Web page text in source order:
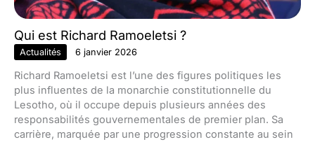
Qui est Richard Ramoeletsi ?
Actualités 6 janvier 2026
Richard Ramoeletsi est l’une des figures politiques les
plus influentes de la monarchie constitutionnelle du
Lesotho, où il occupe depuis plusieurs années des
responsabilités gouvernementales de premier plan. Sa
carrière, marquée par une progression constante au sein